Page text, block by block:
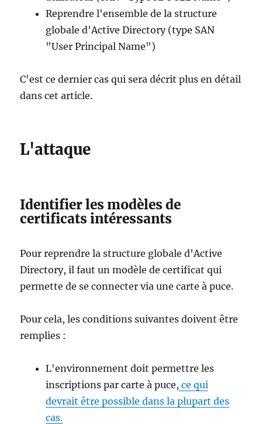
Reprendre l'ensemble de la structure
globale d'Active Directory (type SAN
"User Principal Name")
C'est ce dernier cas qui sera décrit plus en détail
dans cet article.
L'attaque
Identifier les modèles de
certificats intéressants
Pour reprendre la structure globale d'Active
Directory, il faut un modèle de certificat qui
permette de se connecter via une carte à puce.
Pour cela, les conditions suivantes doivent être
remplies :
L'environnement doit permettre les
inscriptions par carte à puce, ce qui
devrait être possible dans la plupart des
cas.